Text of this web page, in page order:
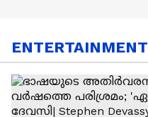
ENTERTAINMENT